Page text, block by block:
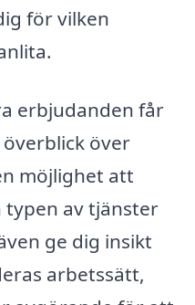
för vilken
erbjudanden får
över
möjlighet att
av tjänster
ge dig insikt
arbetssätt,